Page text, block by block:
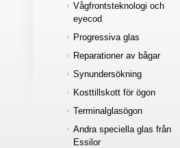
Vågfrontsteknologi och
eyecod
Progressiva glas
Reparationer av bågar
Synundersökning
Kosttillskott för ögon
Terminalglasögon
Andra speciella glas från
Essilor